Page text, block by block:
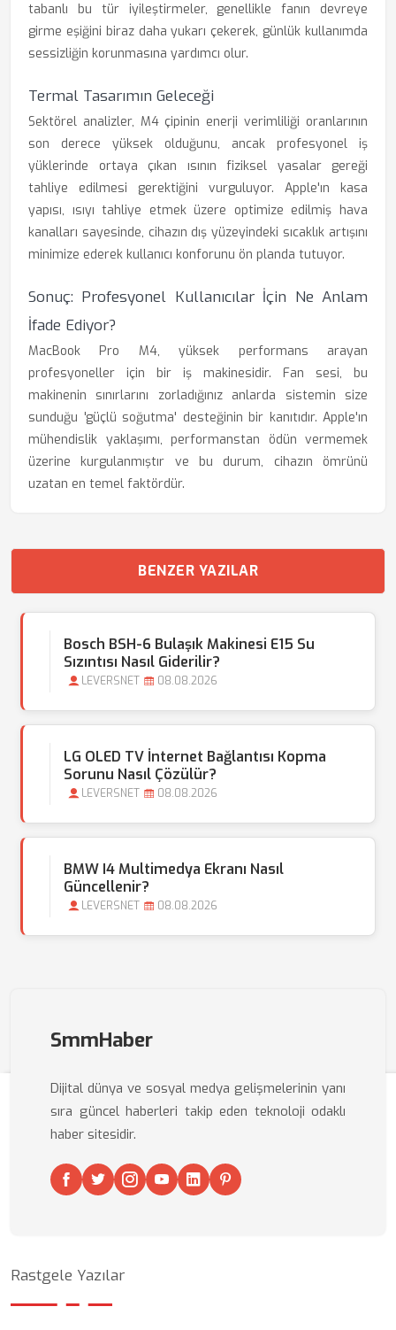
tabanlı bu tür iyileştirmeler, genellikle fanın devreye
girme eşiğini biraz daha yukarı çekerek, günlük kullanımda
sessizliğin korunmasına yardımcı olur.
Termal Tasarımın Geleceği
Sektörel analizler, M4 çipinin enerji verimliliği oranlarının
son derece yüksek olduğunu, ancak profesyonel iş
yüklerinde ortaya çıkan ısının fiziksel yasalar gereği
tahliye edilmesi gerektiğini vurguluyor. Apple'ın kasa
yapısı, ısıyı tahliye etmek üzere optimize edilmiş hava
kanalları sayesinde, cihazın dış yüzeyindeki sıcaklık artışını
minimize ederek kullanıcı konforunu ön planda tutuyor.
Sonuç: Profesyonel Kullanıcılar İçin Ne Anlam
İfade Ediyor?
MacBook Pro M4, yüksek performans arayan
profesyoneller için bir iş makinesidir. Fan sesi, bu
makinenin sınırlarını zorladığınız anlarda sistemin size
sunduğu 'güçlü soğutma' desteğinin bir kanıtıdır. Apple'ın
mühendislik yaklaşımı, performanstan ödün vermemek
üzerine kurgulanmıştır ve bu durum, cihazın ömrünü
uzatan en temel faktördür.
BENZER YAZILAR
Bosch BSH-6 Bulaşık Makinesi E15 Su
Sızıntısı Nasıl Giderilir?
LEVERSNET 08.08.2026
LG OLED TV İnternet Bağlantısı Kopma
Sorunu Nasıl Çözülür?
LEVERSNET 08.08.2026
BMW I4 Multimedya Ekranı Nasıl
Güncellenir?
LEVERSNET 08.08.2026
SmmHaber
Dijital dünya ve sosyal medya gelişmelerinin yanı
sıra güncel haberleri takip eden teknoloji odaklı
haber sitesidir.
Rastgele Yazılar